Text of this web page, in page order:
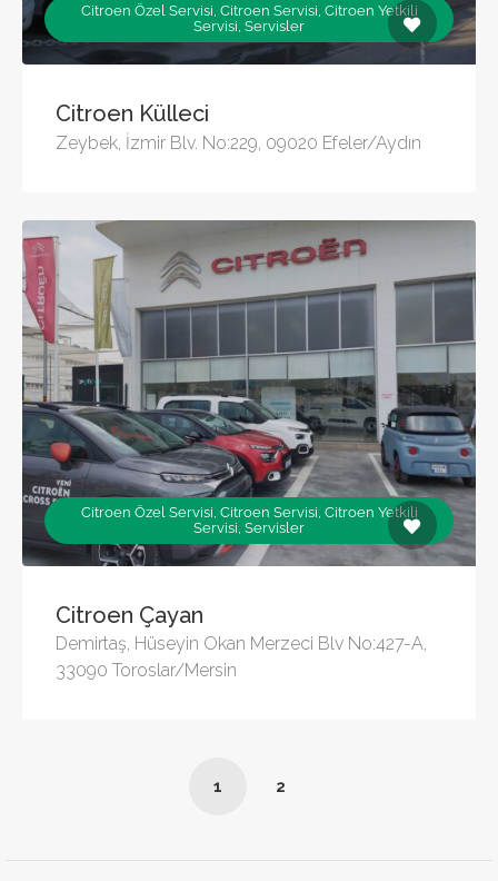
Citroen Özel Servisi, Citroen Servisi, Citroen Yetkili
Servisi, Servisler
Citroen Külleci
Zeybek, İzmir Blv. No:229, 09020 Efeler/Aydın
Citroen Özel Servisi, Citroen Servisi, Citroen Yetkili
Servisi, Servisler
Citroen Çayan
Demirtaş, Hüseyin Okan Merzeci Blv No:427-A,
33090 Toroslar/Mersin
1 2